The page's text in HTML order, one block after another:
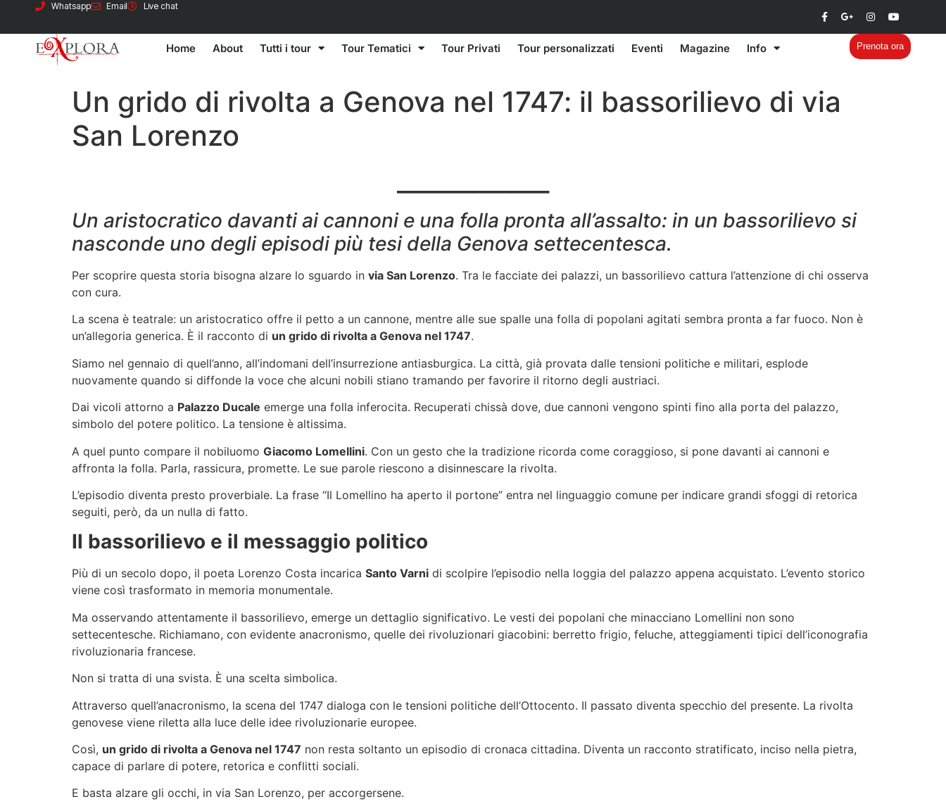
Whatsapp Email Live chat
Home About Tutti i tour Tour Tematici Tour Privati Tour personalizzati Eventi Magazine Info Prenota ora
Un grido di rivolta a Genova nel 1747: il bassorilievo di via
San Lorenzo
Un aristocratico davanti ai cannoni e una folla pronta all’assalto: in un bassorilievo si
nasconde uno degli episodi più tesi della Genova settecentesca.
Per scoprire questa storia bisogna alzare lo sguardo in via San Lorenzo. Tra le facciate dei palazzi, un bassorilievo cattura l’attenzione di chi osserva
con cura.
La scena è teatrale: un aristocratico offre il petto a un cannone, mentre alle sue spalle una folla di popolani agitati sembra pronta a far fuoco. Non è
un’allegoria generica. È il racconto di un grido di rivolta a Genova nel 1747.
Siamo nel gennaio di quell’anno, all’indomani dell’insurrezione antiasburgica. La città, già provata dalle tensioni politiche e militari, esplode
nuovamente quando si diffonde la voce che alcuni nobili stiano tramando per favorire il ritorno degli austriaci.
Dai vicoli attorno a Palazzo Ducale emerge una folla inferocita. Recuperati chissà dove, due cannoni vengono spinti fino alla porta del palazzo,
simbolo del potere politico. La tensione è altissima.
A quel punto compare il nobiluomo Giacomo Lomellini. Con un gesto che la tradizione ricorda come coraggioso, si pone davanti ai cannoni e
affronta la folla. Parla, rassicura, promette. Le sue parole riescono a disinnescare la rivolta.
L’episodio diventa presto proverbiale. La frase “Il Lomellino ha aperto il portone” entra nel linguaggio comune per indicare grandi sfoggi di retorica
seguiti, però, da un nulla di fatto.
Il bassorilievo e il messaggio politico
Più di un secolo dopo, il poeta Lorenzo Costa incarica Santo Varni di scolpire l’episodio nella loggia del palazzo appena acquistato. L’evento storico
viene così trasformato in memoria monumentale.
Ma osservando attentamente il bassorilievo, emerge un dettaglio significativo. Le vesti dei popolani che minacciano Lomellini non sono
settecentesche. Richiamano, con evidente anacronismo, quelle dei rivoluzionari giacobini: berretto frigio, feluche, atteggiamenti tipici dell’iconografia
rivoluzionaria francese.
Non si tratta di una svista. È una scelta simbolica.
Attraverso quell’anacronismo, la scena del 1747 dialoga con le tensioni politiche dell’Ottocento. Il passato diventa specchio del presente. La rivolta
genovese viene riletta alla luce delle idee rivoluzionarie europee.
Così, un grido di rivolta a Genova nel 1747 non resta soltanto un episodio di cronaca cittadina. Diventa un racconto stratificato, inciso nella pietra,
capace di parlare di potere, retorica e conflitti sociali.
E basta alzare gli occhi, in via San Lorenzo, per accorgersene.